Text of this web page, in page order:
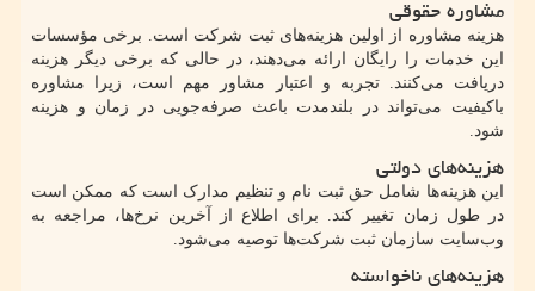
مشاوره حقوقی
هزینه مشاوره از اولین هزینه‌های ثبت شرکت است. برخی مؤسسات
این خدمات را رایگان ارائه می‌دهند، در حالی که برخی دیگر هزینه
دریافت می‌کنند. تجربه و اعتبار مشاور مهم است، زیرا مشاوره
باکیفیت می‌تواند در بلندمدت باعث صرفه‌جویی در زمان و هزینه
شود.
هزینه‌های دولتی
این هزینه‌ها شامل حق ثبت نام و تنظیم مدارک است که ممکن است
در طول زمان تغییر کند. برای اطلاع از آخرین نرخ‌ها، مراجعه به
وب‌سایت سازمان ثبت شرکت‌ها توصیه می‌شود.
هزینه‌های ناخواسته